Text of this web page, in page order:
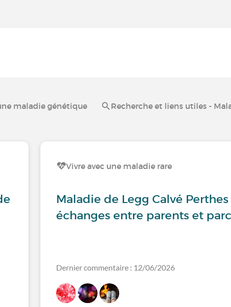
maladie génétique Recherche et liens utiles -
Vivre avec une maladie rare
Maladie de Legg Calvé Perthes
échanges entre parents et
Dernier commentaire : 12/06/2026